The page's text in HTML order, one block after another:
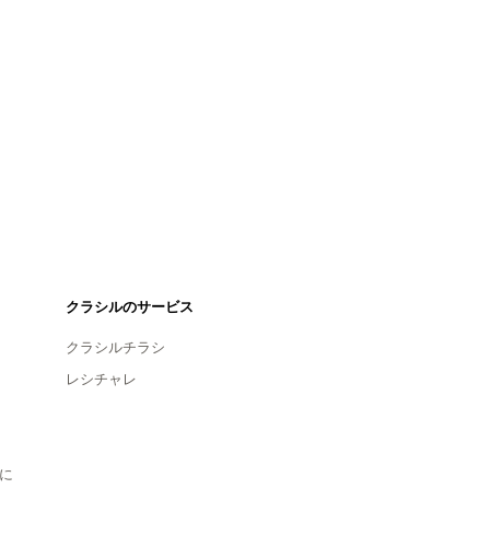
クラシルのサービス
クラシルチラシ
レシチャレ